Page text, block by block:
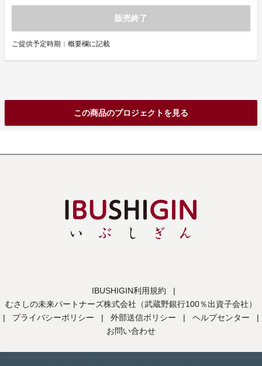
販売終了
ご提供予定時期：概要欄に記載
この商品のプロジェクトを見る
IBUSHIGIN利用規約
|
むさしの未来パートナーズ株式会社（武蔵野銀行100％出資子会社）
|
プライバシーポリシー | 外部送信ポリシー | ヘルプセンター
|
お問い合わせ